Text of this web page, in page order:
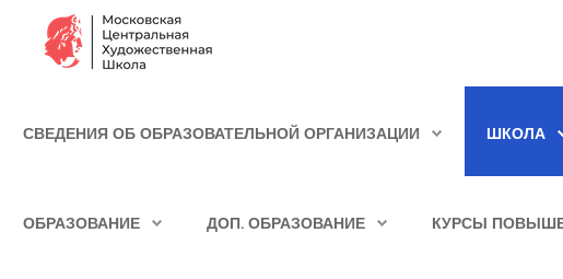
СВЕДЕНИЯ ОБ ОБРАЗОВАТЕЛЬНОЙ ОРГАНИЗАЦИИ ШКОЛА
ОБРАЗОВАНИЕ ДОП. ОБРАЗОВАНИЕ КУРСЫ